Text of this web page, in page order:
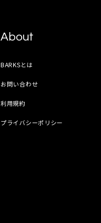
About
BARKSとは
お問い合わせ
利用規約
プライバシーポリシー